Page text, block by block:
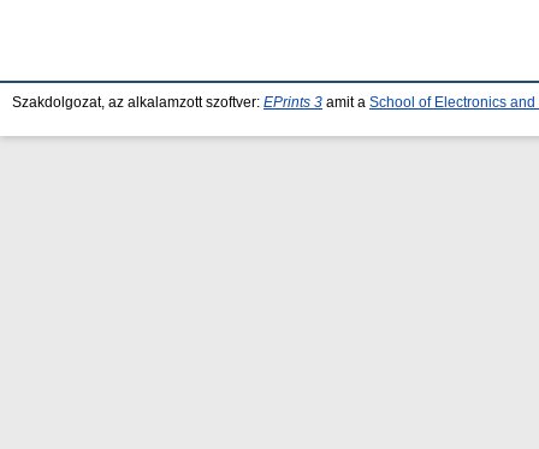
Szakdolgozat, az alkalamzott szoftver: EPrints 3 amit a School of Electronics